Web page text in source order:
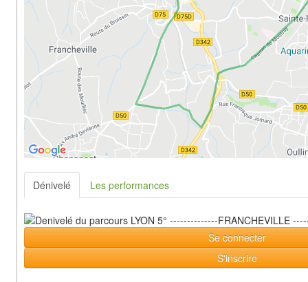
Dénivelé Les performances
Se connecter
S'inscrire